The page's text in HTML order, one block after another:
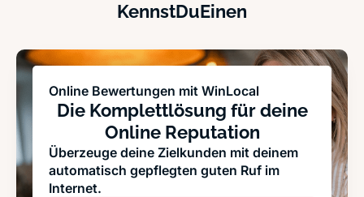
KennstDuEinen
Online Bewertungen mit WinLocal
Die Komplettlösung für deine
Online Reputation
Überzeuge deine Zielkunden mit deinem
automatisch gepflegten guten Ruf im
Internet.